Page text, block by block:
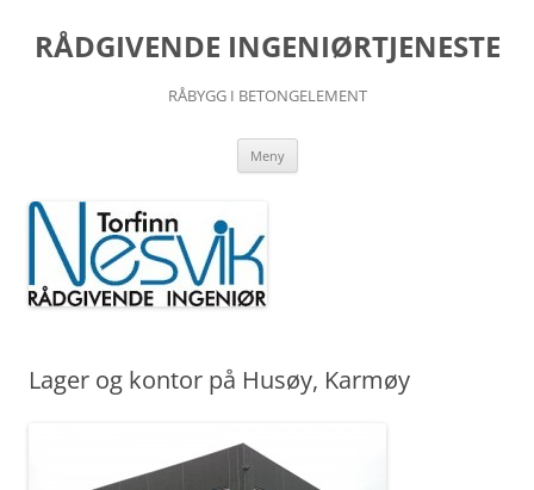
innhold
RÅDGIVENDE INGENIØRTJENESTE
RÅBYGG I BETONGELEMENT
Meny
Lager og kontor på Husøy, Karmøy